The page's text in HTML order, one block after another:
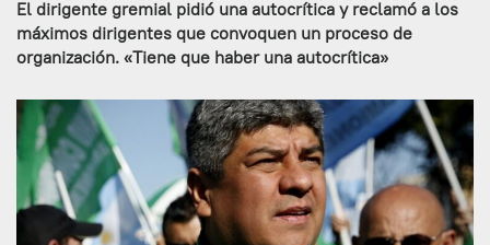
El dirigente gremial pidió una autocrítica y reclamó a los
máximos dirigentes que convoquen un proceso de
organización. «Tiene que haber una autocrítica»